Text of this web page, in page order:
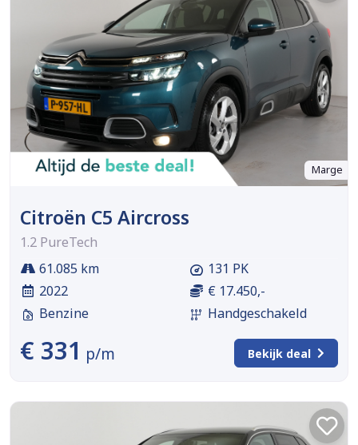
Marge
Citroën C5 Aircross
1.2 PureTech
61.085 km
2022
Benzine
131 PK
€ 17.450,-
Handgeschakeld
€ 331 p/m Bekijk deal